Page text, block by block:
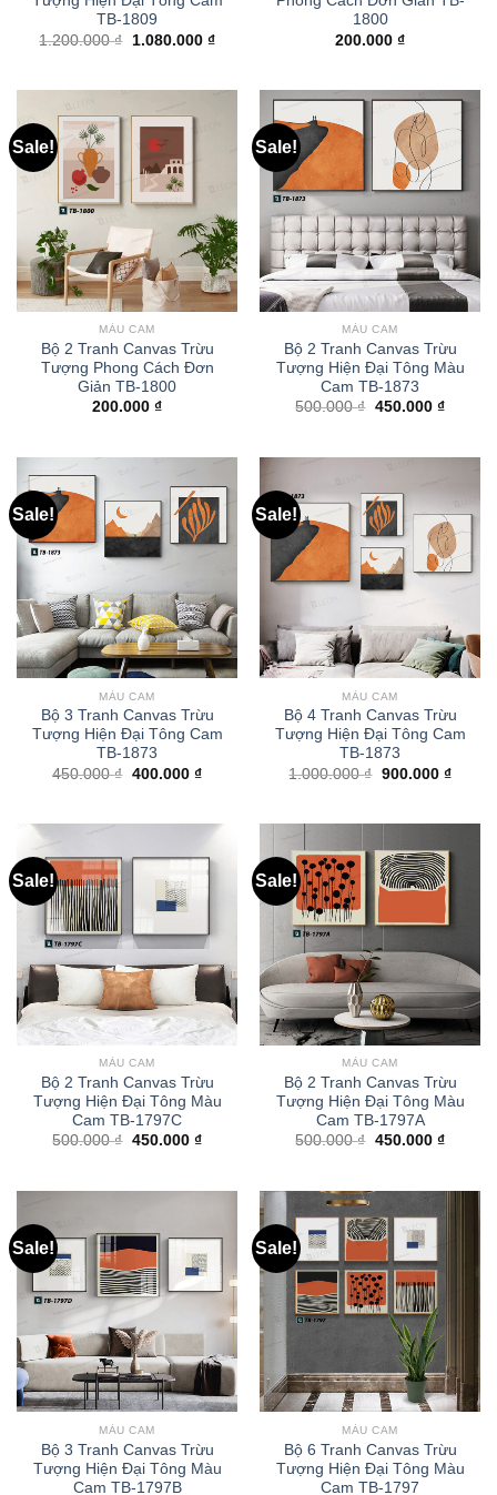
TB-1809
1.200.000₫ 1.080.000 ₫
1800
200.000 ₫
Sale!
MÀU CAM
Bộ 2 Tranh Canvas Trừu
Tượng Phong Cách Đơn
Giản TB-1800
200.000 ₫
Sale!
MÀU CAM
Bộ 2 Tranh Canvas Trừu
Tượng Hiện Đại Tông Màu
Cam TB-1873
500.000₫ 450.000 ₫
Sale!
MÀU CAM
Bộ 3 Tranh Canvas Trừu
Tượng Hiện Đại Tông Cam
TB-1873
450.000₫ 400.000 ₫
Sale!
MÀU CAM
Bộ 4 Tranh Canvas Trừu
Tượng Hiện Đại Tông Cam
TB-1873
1.000.000₫ 900.000 ₫
Sale!
MÀU CAM
Bộ 2 Tranh Canvas Trừu
Tượng Hiện Đại Tông Màu
Cam TB-1797C
500.000₫ 450.000 ₫
Sale!
MÀU CAM
Bộ 2 Tranh Canvas Trừu
Tượng Hiện Đại Tông Màu
Cam TB-1797A
500.000₫ 450.000 ₫
Sale!
MÀU CAM
Bộ 3 Tranh Canvas Trừu
Tượng Hiện Đại Tông Màu
Cam TB-1797B
Sale!
MÀU CAM
Bộ 6 Tranh Canvas Trừu
Tượng Hiện Đại Tông Màu
Cam TB-1797